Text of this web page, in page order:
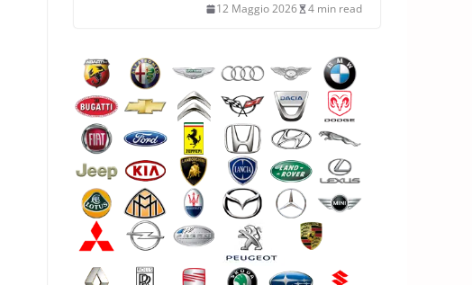
12 Maggio 2026 4 min read